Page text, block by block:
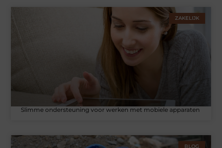
ZAKELIJK
Slimme ondersteuning voor werken met mobiele apparaten
BLOG